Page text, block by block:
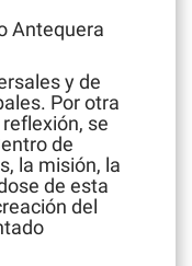
Antequera
y de
Por otra
se
de
la misión, la
de esta
del